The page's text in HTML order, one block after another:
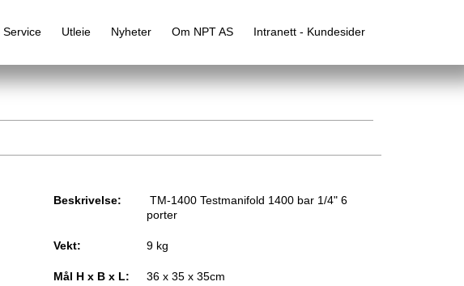
Service Utleie Nyheter Om NPT AS Intranett - Kundesider
Beskrivelse:
TM-1400 Testmanifold 1400 bar 1/4" 6
porter
Vekt: 9 kg
Mål H x B x L: 36 x 35 x 35cm